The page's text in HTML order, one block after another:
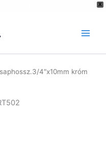
X
4″x10mm króm